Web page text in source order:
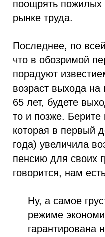
поощрять пожилых
рынке труда.
Последнее, по
что в обозримой
порадуют
возраст выхода
65 лет, будете
то и позже.
которая в первый
года) увеличила
пенсию для своих
говорится, нам
Ну, а самое
режиме
гарантирована